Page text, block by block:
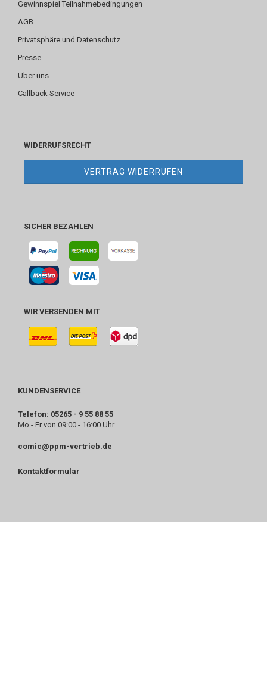
Gewinnspiel Teilnahmebedingungen
AGB
Privatsphäre und Datenschutz
Presse
Über uns
Callback Service
WIDERRUFSRECHT
VERTRAG WIDERRUFEN
SICHER BEZAHLEN
WIR VERSENDEN MIT
KUNDENSERVICE
Telefon: 05265 - 9 55 88 55
Mo - Fr von 09:00 - 16:00 Uhr
comic@ppm-vertrieb.de
Kontaktformular